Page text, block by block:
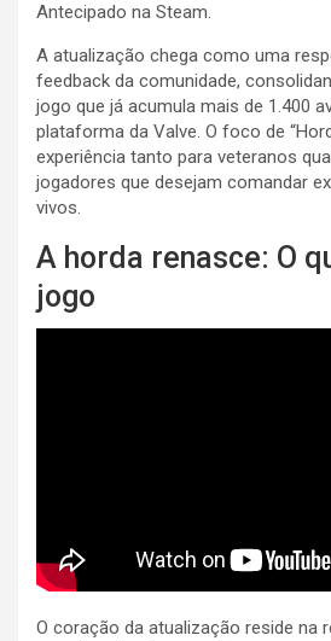
Antecipado na Steam.
A atualização chega como uma
feedback da comunidade,
jogo que já acumula mais de 1.400
plataforma da Valve. O foco de
experiência tanto para veteranos
jogadores que desejam comandar
vivos.
A horda renasce: O
jogo
O coração da atualização reside na